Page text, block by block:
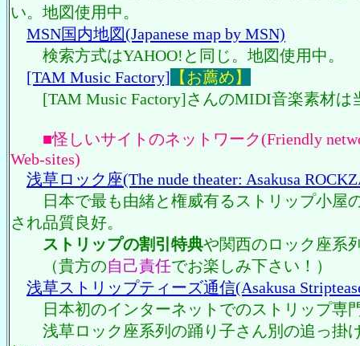
い。地図使用中。
MSN国内地図(Japanese map by MSN)
検索方式はYAHOO!と同じ。地図使用中。
[TAM Music Factory] 【お薦め】
[TAM Music Factory]さんのMIDI音楽素材は
■怪しいサイトのネットワーク(Friendly
Web-sites)
浅草ロック座(The nude theater: Asakusa
日本で最も由緒と権威有るストリップ小屋
され品質良好。
ストリップの割引特典や関西のロック座系
（貴方の自己責任でお楽しみ下さい！）
浅草ストリップティーズ通信(Asakusa
日本初のインターネットでのストリップ専
浅草ロック座系列の踊り子さん別の追っ掛